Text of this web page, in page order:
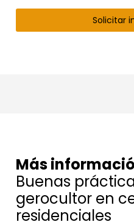
Solicitar
Más
Buenas
gerocultor en
residenciales